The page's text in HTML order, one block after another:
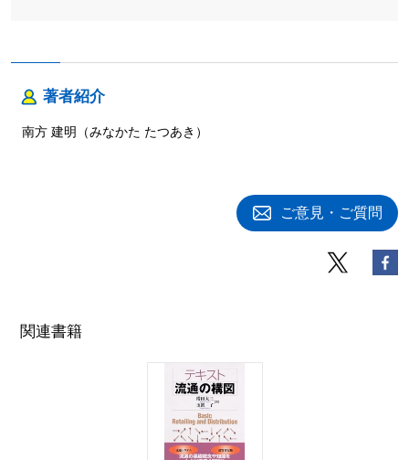
著者紹介
南方 建明（みなかた たつあき）
ご意見・ご質問
関連書籍